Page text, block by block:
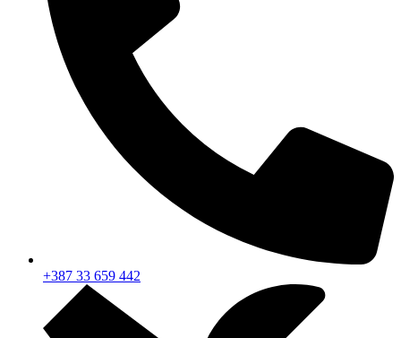
+387 33 659 442